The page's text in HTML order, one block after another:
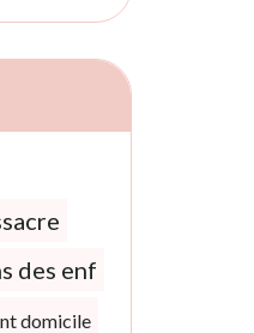
des enf
domicile